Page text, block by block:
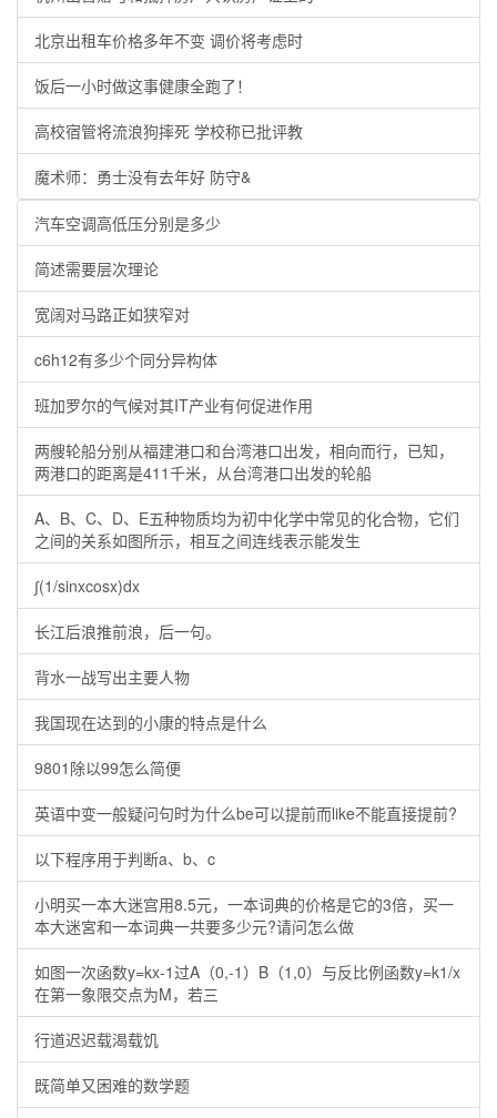
北京出租车价格多年不变 调价将考虑时
饭后一小时做这事健康全跑了！
高校宿管将流浪狗摔死 学校称已批评教
魔术师：勇士没有去年好 防守&
汽车空调高低压分别是多少
简述需要层次理论
宽阔对马路正如狭窄对
c6h12有多少个同分异构体
班加罗尔的气候对其IT产业有何促进作用
两艘轮船分别从福建港口和台湾港口出发，相向而行，已知，
两港口的距离是411千米，从台湾港口出发的轮船
A、B、C、D、E五种物质均为初中化学中常见的化合物，它们
之间的关系如图所示，相互之间连线表示能发生
∫(1/sinxcosx)dx
长江后浪推前浪，后一句。
背水一战写出主要人物
我国现在达到的小康的特点是什么
9801除以99怎么简便
英语中变一般疑问句时为什么be可以提前而like不能直接提前?
以下程序用于判断a、b、c
小明买一本大迷宫用8.5元，一本词典的价格是它的3倍，买一
本大迷宮和一本词典一共要多少元?请问怎么做
如图一次函数y=kx-1过A（0,-1）B（1,0）与反比例函数y=k1/x
在第一象限交点为M，若三
行道迟迟载渴载饥
既简单又困难的数学题